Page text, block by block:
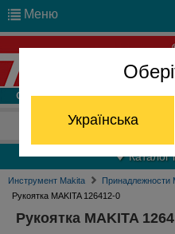
Українська
Меню
Отдел
Каталог
Инструмент Makita Принадлежности
Рукоятка MAKITA 126412-0
Рукоятка MAKITA